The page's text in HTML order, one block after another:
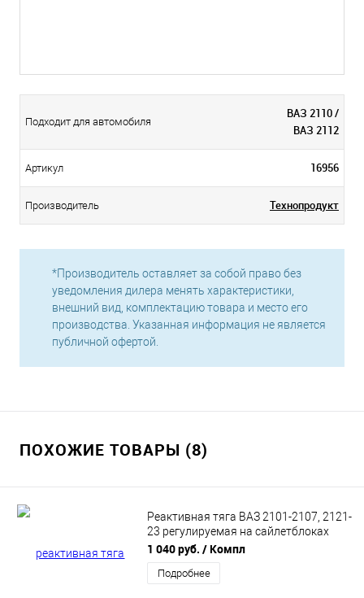
Подходит для автомобиля
ВАЗ 2110 /
ВАЗ 2112
Артикул 16956
Производитель Технопродукт
*Производитель оставляет за собой право без
уведомления дилера менять характеристики,
внешний вид, комплектацию товара и место его
производства. Указанная информация не является
публичной офертой.
ПОХОЖИЕ ТОВАРЫ (8)
Реактивная тяга ВАЗ 2101-2107, 2121-
23 регулируемая на сайлетблоках
40/40, ТЕХНОПРОДУКТ.
1 040 руб. / Компл
Подробнее